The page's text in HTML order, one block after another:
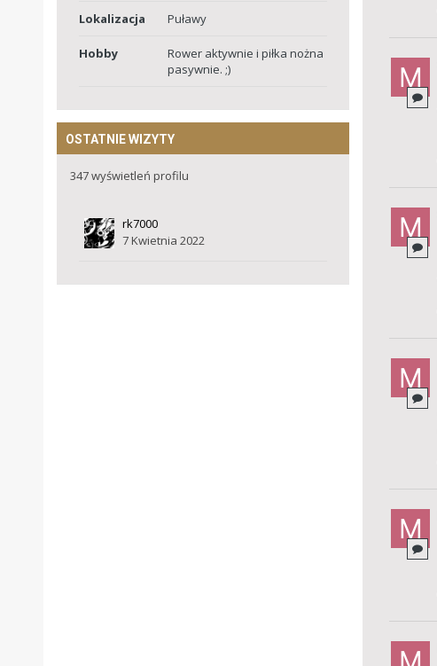
Lokalizacja Puławy
Hobby
Rower aktywnie i piłka nożna
pasywnie. ;)
OSTATNIE WIZYTY
347 wyświetleń profilu
rk7000
7 Kwietnia 2022